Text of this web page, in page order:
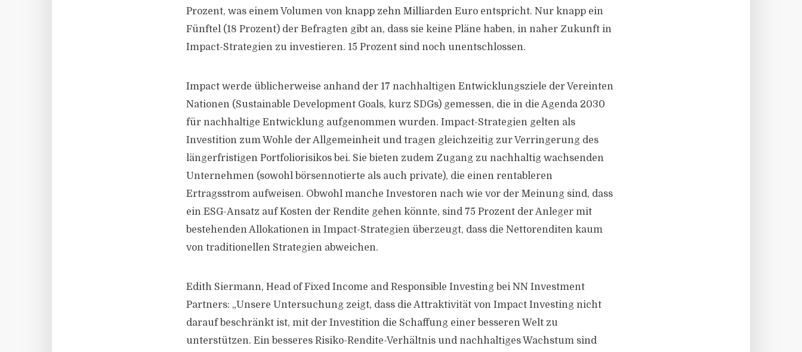
Prozent, was einem Volumen von knapp zehn Milliarden Euro entspricht. Nur knapp ein
Fünftel (18 Prozent) der Befragten gibt an, dass sie keine Pläne haben, in naher Zukunft in
Impact-Strategien zu investieren. 15 Prozent sind noch unentschlossen.
Impact werde üblicherweise anhand der 17 nachhaltigen Entwicklungsziele der Vereinten
Nationen (Sustainable Development Goals, kurz SDGs) gemessen, die in die Agenda 2030
für nachhaltige Entwicklung aufgenommen wurden. Impact-Strategien gelten als
Investition zum Wohle der Allgemeinheit und tragen gleichzeitig zur Verringerung des
längerfristigen Portfoliorisikos bei. Sie bieten zudem Zugang zu nachhaltig wachsenden
Unternehmen (sowohl börsennotierte als auch private), die einen rentableren
Ertragsstrom aufweisen. Obwohl manche Investoren nach wie vor der Meinung sind, dass
ein ESG-Ansatz auf Kosten der Rendite gehen könnte, sind 75 Prozent der Anleger mit
bestehenden Allokationen in Impact-Strategien überzeugt, dass die Nettorenditen kaum
von traditionellen Strategien abweichen.
Edith Siermann, Head of Fixed Income and Responsible Investing bei NN Investment
Partners: „Unsere Untersuchung zeigt, dass die Attraktivität von Impact Investing nicht
darauf beschränkt ist, mit der Investition die Schaffung einer besseren Welt zu
unterstützen. Ein besseres Risiko-Rendite-Verhältnis und nachhaltiges Wachstum sind